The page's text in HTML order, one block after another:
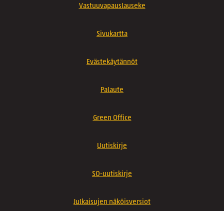
Vastuuvapauslauseke
Sivukartta
Evästekäytännöt
Palaute
Green Office
Uutiskirje
SO-uutiskirje
Julkaisujen näköisversiot